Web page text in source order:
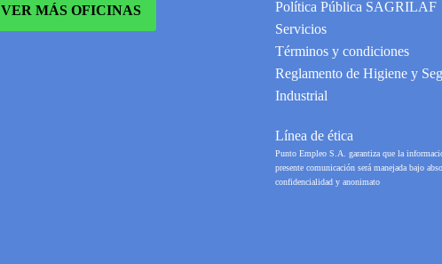
VER MÁS OFICINAS
Política Pública SAGRILAF
Servicios
Términos y condiciones
Reglamento de Higiene y
Industrial
Línea de ética
Punto Empleo S.A. garantiza que la
presente comunicación será manejada bajo
confidencialidad y anonimato